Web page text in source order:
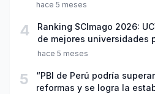
año escolar 2026
hace 5 meses
4
Ranking SCImago 2026:
de mejores universidades
hace 5 meses
5
“PBI de Perú podría
reformas y se logra la